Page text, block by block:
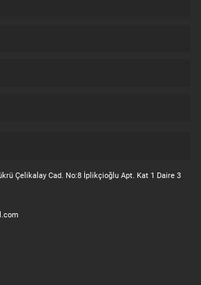
Çelikalay Cad. No:8 İplikçioğlu Apt. Kat 1 Daire 3